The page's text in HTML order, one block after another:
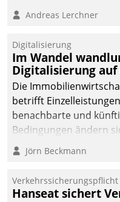
Unternehmen am
Andreas Lerchner
Digitalisierung
Im Wandel
Digitalisierung auf
Die
betrifft
benachbarte und
Bedingungen ändern
technisch die Kontrolle
fürs Wachsen öffnen?
Jörn Beckmann
Verkehrssicherungspflicht
Hanseat sichert